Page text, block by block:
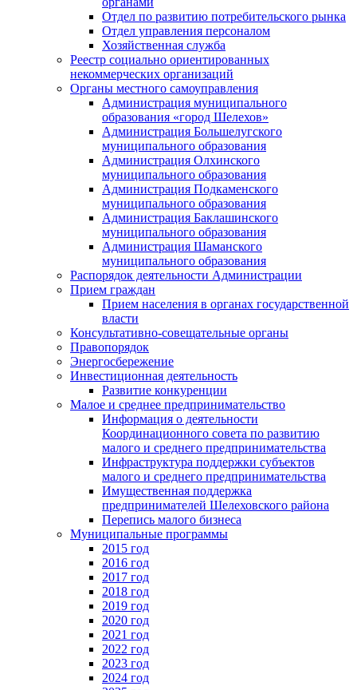
Отдел по развитию потребительского рынка
Отдел управления персоналом
Хозяйственная служба
Реестр социально ориентированных
некоммерческих организаций
Органы местного самоуправления
Администрация муниципального
образования «город Шелехов»
Администрация Большелугского
муниципального образования
Администрация Олхинского
муниципального образования
Администрация Подкаменского
муниципального образования
Администрация Баклашинского
муниципального образования
Администрация Шаманского
муниципального образования
Распорядок деятельности Администрации
Прием граждан
Прием населения в органах государственной
власти
Консультативно-совещательные органы
Правопорядок
Энергосбережение
Инвестиционная деятельность
Развитие конкуренции
Малое и среднее предпринимательство
Информация о деятельности
Координационного совета по развитию
малого и среднего предпринимательства
Инфраструктура поддержки субъектов
малого и среднего предпринимательства
Имущественная поддержка
предпринимателей Шелеховского района
Перепись малого бизнеса
Муниципальные программы
2015 год
2016 год
2017 год
2018 год
2019 год
2020 год
2021 год
2022 год
2023 год
2024 год